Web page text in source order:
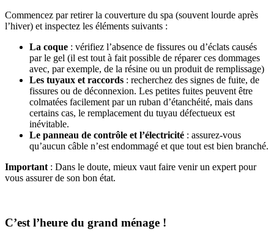
Commencez par retirer la couverture du spa (souvent lourde après
l’hiver) et inspectez les éléments suivants :
La coque : vérifiez l’absence de fissures ou d’éclats causés
par le gel (il est tout à fait possible de réparer ces dommages
avec, par exemple, de la résine ou un produit de remplissage)
Les tuyaux et raccords : recherchez des signes de fuite, de
fissures ou de déconnexion. Les petites fuites peuvent être
colmatées facilement par un ruban d’étanchéité, mais dans
certains cas, le remplacement du tuyau défectueux est
inévitable.
Le panneau de contrôle et l’électricité : assurez-vous
qu’aucun câble n’est endommagé et que tout est bien branché.
Important : Dans le doute, mieux vaut faire venir un expert pour
vous assurer de son bon état.
C’est l’heure du grand ménage !